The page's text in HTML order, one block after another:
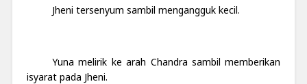
Jheni tersenyum sambil mengangguk kecil.
Yuna melirik ke arah Chandra sambil memberikan
isyarat pada Jheni.